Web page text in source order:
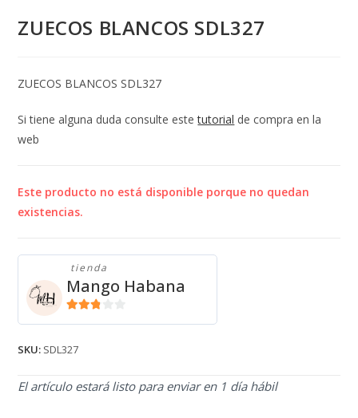
ZUECOS BLANCOS SDL327
ZUECOS BLANCOS SDL327
Si tiene alguna duda consulte estetutorial de compra en la
web
Este producto no está disponible porque no quedan
existencias.
tienda
Mango Habana
SKU: SDL327
El artículo estará listo para enviar en 1 día hábil